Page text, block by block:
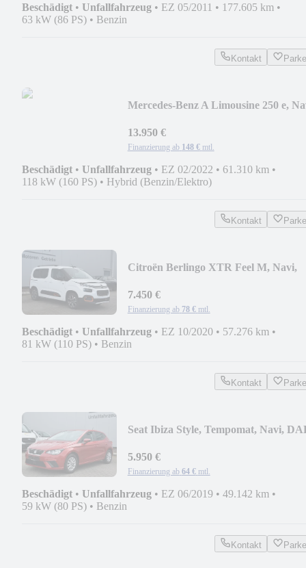
Beschädigt • Unfallfahrzeug • EZ 05/2011 • 177.605 km •
63 kW (86 PS) • Benzin
Kontakt
Mercedes-Benz A Limousine 250 e,
13.950 €
Finanzierung ab 148 € mtl.
Beschädigt • Unfallfahrzeug • EZ 02/2022 • 61.310 km •
118 kW (160 PS) • Hybrid (Benzin/Elektro)
Kontakt
Citroën Berlingo XTR Feel M, Navi,
7.450 €
Finanzierung ab 78 € mtl.
Beschädigt • Unfallfahrzeug • EZ 10/2020 • 57.276 km •
81 kW (110 PS) • Benzin
Kontakt
Seat Ibiza Style, Tempomat, Navi,
5.950 €
Finanzierung ab 64 € mtl.
Beschädigt • Unfallfahrzeug • EZ 06/2019 • 49.142 km •
59 kW (80 PS) • Benzin
Kontakt